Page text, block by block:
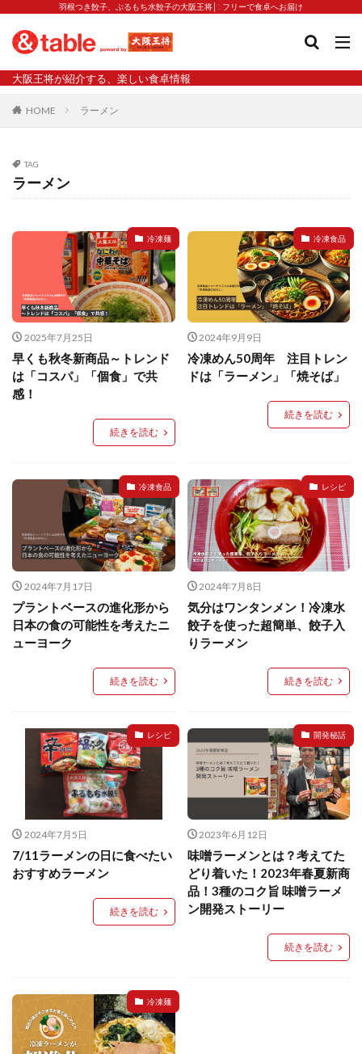
羽根つき餃子、ぷるもち水餃子の大阪王将│5フリーで食卓へお届け
大阪王将が紹介する、楽しい食卓情報
HOME ラーメン
TAG
ラーメン
冷凍麺
2025年7月25日
早くも秋冬新商品～トレンド
は「コスパ」「個食」で共
感！
続きを読む
冷凍食品
2024年9月9日
冷凍めん50周年 注目トレン
ドは「ラーメン」「焼そば」
続きを読む
冷凍食品
2024年7月17日
プラントベースの進化形から
日本の食の可能性を考えたニ
ューヨーク
続きを読む
レシピ
2024年7月8日
気分はワンタンメン！冷凍水
餃子を使った超簡単、餃子入
りラーメン
続きを読む
レシピ
2024年7月5日
7/11ラーメンの日に食べたい
おすすめラーメン
続きを読む
開発秘話
2023年6月12日
味噌ラーメンとは？考えてた
どり着いた！2023年春夏新商
品！3種のコク旨 味噌ラーメ
ン開発ストーリー
続きを読む
冷凍麺
タグ
2023新商品
減塩
渡韓 渡韓ごっこ 炒飯
焼きそば
焼売と飲みたい
白くなる
小籠包
大阪王将 背徳のバターすぎるぎょうざ
夫婦
宇都宮
宮崎辛麺 宮崎餃子
小籠包と飲みたい
昇華
居酒屋 弁当
揚げ餃子
新商品
旨辛 生産者 硬くなる
外食事業
食の安全
鉄ラー油 鍋
鍋スープ
餃子と食べたい
餃子と飲みたい 魚醬
麺
肉汁爆弾餃子
米飯
羽根つき スタミナ肉餃子
羽根つきタン塩餃子
羽根つき餃子
蒸籠
衛生管理
袋入り餃子
謹製 羽根つき なにわのお好み餃子
豆苗
大阪王将
夏
5フリー
お酒
おうちde街中華コミュニティ
おうちごはん
おでん
お取り寄せ
お弁当
うどん
キャンプ
キャンペーン
クリスピーひとくち餃子
クリスマス
Strategic Cooking Management
ESG
Global menu
Instagram SDGs SNS
X
イートアンドの仕事
アウトドア
アヒージョ
アレルギー
アレルゲン
アレンジ
アレンジレシピ
たれつき肉焼売
国産
冷凍食品ジャーナリスト山本純子の『冷凍食品のはなし』
冷凍から揚げ
冷凍やけ
冷凍ラーメン
冷凍弁当
冷凍食品
冷凍食品ライフハック
万博
冷凍食品豆知識
冷凍麺
チャミスル
ビビゴ
なにわ パーティー
パーティー餃子
パックご飯
ハロウィン
ファミリーマート
ワイン
マンドゥ
メスティン